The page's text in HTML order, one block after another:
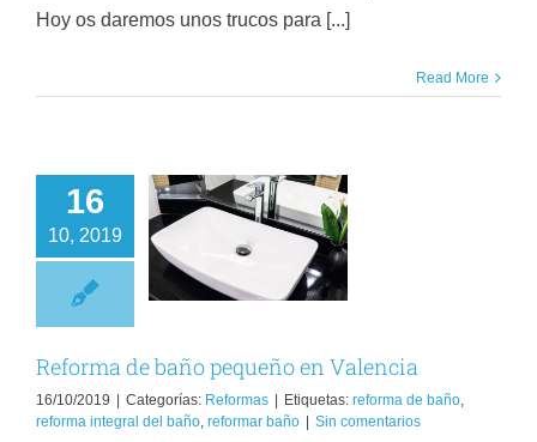
Hoy os daremos unos trucos para [...]
Read More
16
10, 2019
de baño
pequeño en
Reformas
Reforma de baño pequeño en Valencia
16/10/2019 Categorías: Reformas Etiquetas: reforma de baño,
reforma integral del baño, reformar baño Sin comentarios